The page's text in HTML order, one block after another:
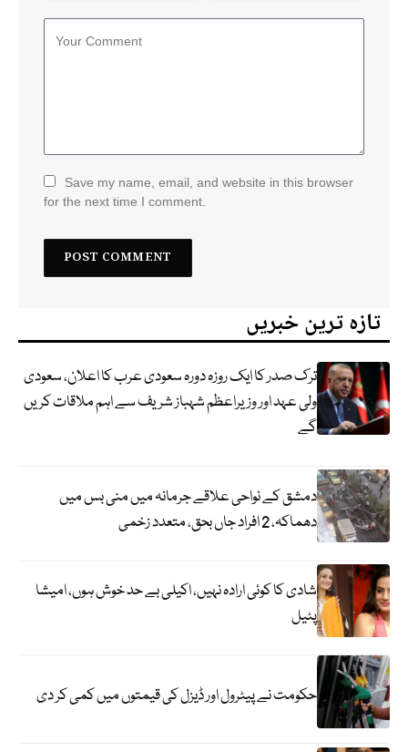
Save my name, email, and website in this browser
for the next time I comment.
تازہ ترین خبریں
ترک صدر کا ایک روزہ دورہ سعودی عرب کا اعلان، سعودی
ولی عہد اور وزیراعظم شہباز شریف سے اہم ملاقات کریں
گے
دمشق کے نواحی علاقے جرمانہ میں منی بس میں
دھماکہ، 2 افراد جاں بحق، متعدد زخمی
شادی کا کوئی ارادہ نہیں، اکیلی بے حد خوش ہوں، امیشا
پٹیل
حکومت نے پیٹرول اور ڈیزل کی قیمتوں میں کمی کر دی